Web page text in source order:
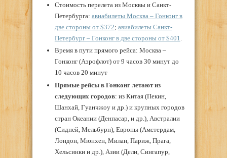
Стоимость перелета из Москвы и Санкт-
Петербурга: авиабилеты Москва – Гонконг в
две стороны от $372; авиабилеты Санкт-
Петербург – Гонконг в две стороны от $401
Время в пути прямого рейса: Москва –
Гонконг (Аэрофлот) от 9 часов 30 минут до
10 часов 20 минут
Прямые рейсы в Гонконг летают из
следующих городов: из Китая (Пекин,
Шанхай, Гуанчжоу и др.) и крупных городов
стран Океании (Денпасар, и др.), Австралии
(Сидней, Мельбурн), Европы (Амстердам,
Лондон, Мюнхен, Милан, Париж, Прага,
Хельсинки и др.), Азии (Дели, Сингапур,